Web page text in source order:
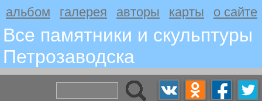
альбом галерея авторы карты о сайте
Все памятники и скульптуры
Петрозаводскa